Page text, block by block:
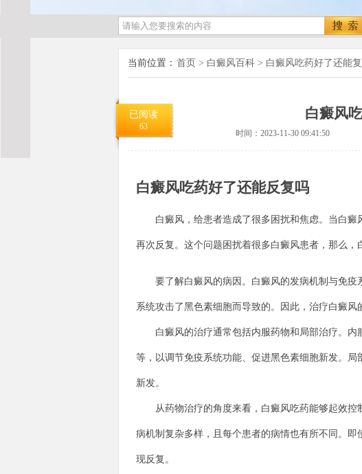
当前位置： 首页 > 白癜风百科 > 白癜风吃药好了还能
已阅读
63
白癜风
时间：2023-11-30 09:41:50
白癜风吃药好了还能反复吗
白癜风，给患者造成了很多困扰和焦虑。当白癜
再次反复。这个问题困扰着很多白癜风患者，那么，
要了解白癜风的病因。白癜风的发病机制与免疫
系统攻击了黑色素细胞而导致的。因此，治疗白癜风
白癜风的治疗通常包括内服药物和局部治疗。内
等，以调节免疫系统功能、促进黑色素细胞新发。
新发。
从药物治疗的角度来看，白癜风吃药能够起效控
病机制复杂多样，且每个患者的病情也有所不同。
现反复。